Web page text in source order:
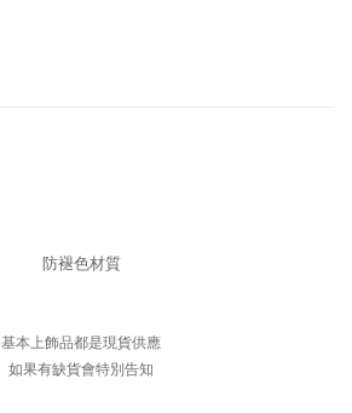
防褪色材質
基本上飾品都是現貨供應
如果有缺貨會特別告知